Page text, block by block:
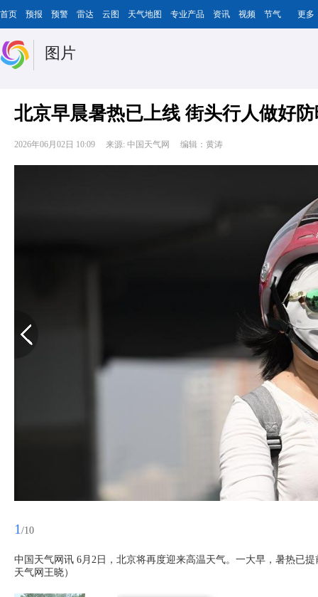
首页 预报 预警 雷达 云图 天气地图 专业产品 资讯 视频 节气 更多
图片
北京早晨暑热已上线 街头行人做好
2026年06月02日 10:09 来源: 中国天气网 编辑：黄涛
1 /10
中国天气网讯 6月2日，北京将再度迎来高温天气。一大早，暑热已
天气网王晓）